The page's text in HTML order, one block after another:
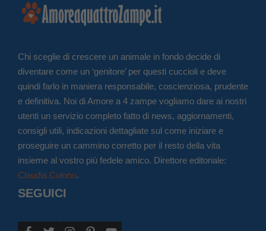
Chi sceglie di crescere un animale in fondo decide di
diventare come un ‘genitore’ per questi cuccioli e deve
quindi farlo in maniera responsabile, coscienziosa, prudente
e definitiva. Noi di Amore a 4 zampe vogliamo dare ai nostri
utenti un servizio completo fatto di news, aggiornamenti,
consigli utili, indicazioni dettagliate sul come iniziare e
proseguire un cammino corretto per il resto della vita
insieme al vostro più fedele amico. Direttore editoriale:
Claudia Colono.
SEGUICI